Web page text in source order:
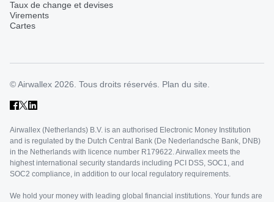
Taux de change et devises
Virements
Cartes
© Airwallex 2026. Tous droits réservés. Plan du site.
Airwallex (Netherlands) B.V. is an authorised Electronic Money Institution
and is regulated by the Dutch Central Bank (De Nederlandsche Bank, DNB)
in the Netherlands with licence number R179622. Airwallex meets the
highest international security standards including PCI DSS, SOC1, and
SOC2 compliance, in addition to our local regulatory requirements.
We hold your money with leading global financial institutions. Your funds are